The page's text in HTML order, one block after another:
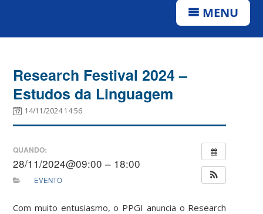
MENU
Research Festival 2024 –
Estudos da Linguagem
14/11/2024 14:56
QUANDO:
28/11/2024@09:00 – 18:00
EVENTO
Com muito entusiasmo, o PPGI anuncia o Research